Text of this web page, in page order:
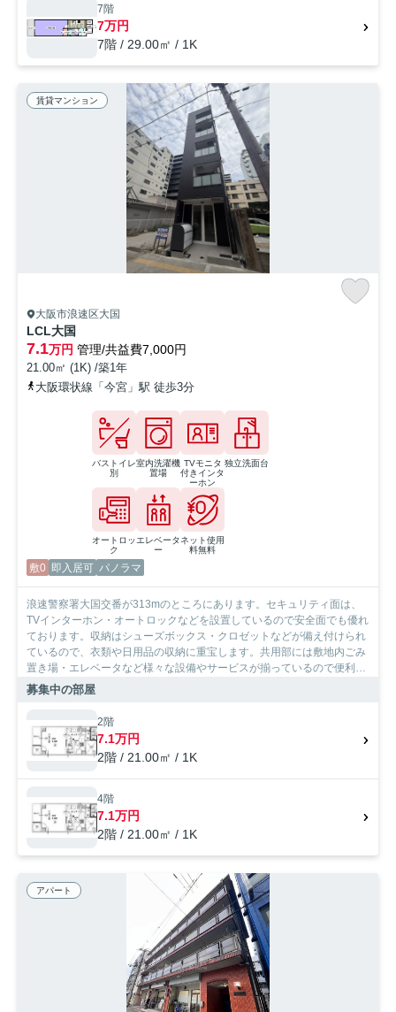
7階
7万円
7階 / 29.00㎡ / 1K
賃貸マンション
大阪市浪速区大国
LCL大国
7.1万円 管理/共益費7,000円
21.00㎡ (1K) /築1年
大阪環状線「今宮」駅 徒歩3分
バストイレ
別
室内洗濯機
置場
TVモニタ
付きインタ
ーホン
独立洗面台
オートロッ
ク
エレベータ
ー
ネット使用
料無料
敷0 即入居可 パノラマ
浪速警察署大国交番が313mのところにあります。セキュリティ面は、
TVインターホン・オートロックなどを設置しているので安全面でも優れ
ております。収納はシューズボックス・クロゼットなどが備え付けられ
ているので、衣類や日用品の収納に重宝します。共用部には敷地内ごみ
置き場・エレベータなど様々な設備やサービスが揃っているので便利で
す。化粧品や洗面道具といった小物をまとめて収納できる洗面化粧台が
お部屋探しは、当社にお任せください。お客様のニーズに合ったお部屋
をご紹介させていただきます。
募集中の部屋
2階
7.1万円
2階 / 21.00㎡ / 1K
4階
7.1万円
2階 / 21.00㎡ / 1K
アパート